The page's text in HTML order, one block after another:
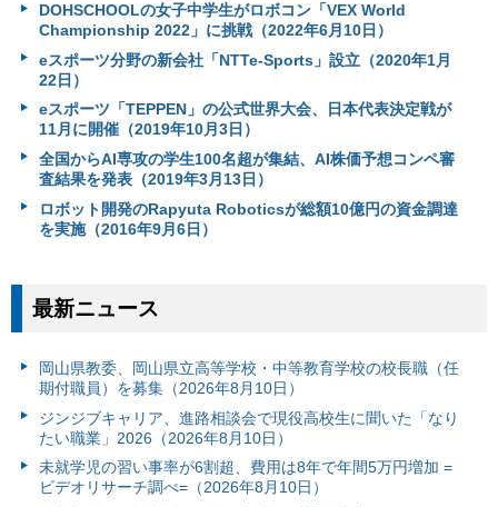
DOHSCHOOLの女子中学生がロボコン「VEX World
Championship 2022」に挑戦（2022年6月10日）
eスポーツ分野の新会社「NTTe-Sports」設立（2020年1月
22日）
eスポーツ「TEPPEN」の公式世界大会、日本代表決定戦が
11月に開催（2019年10月3日）
全国からAI専攻の学生100名超が集結、AI株価予想コンペ審
査結果を発表（2019年3月13日）
ロボット開発のRapyuta Roboticsが総額10億円の資金調達
を実施（2016年9月6日）
最新ニュース
岡山県教委、岡山県立高等学校・中等教育学校の校長職（任
期付職員）を募集（2026年8月10日）
ジンジブキャリア、進路相談会で現役高校生に聞いた「なり
たい職業」2026（2026年8月10日）
未就学児の習い事率が6割超、費用は8年で年間5万円増加 =
ビデオリサーチ調べ=（2026年8月10日）